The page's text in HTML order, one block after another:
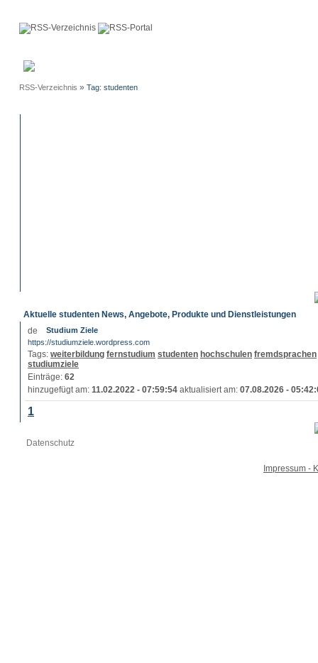
RSS-Verzeichnis » Tag: studenten
Aktuelle studenten News, Angebote, Produkte und Dienstleistungen
Studium Ziele
https://studiumziele.wordpress.com
Tags: weiterbildung fernstudium studenten hochschulen fremdsprachen
studiumziele
Einträge: 62
hinzugefügt am: 11.02.2022 - 07:59:54 aktualisiert am: 07.08.2026 -
1
Datenschutz
Impressum -